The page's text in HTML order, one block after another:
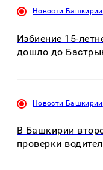
Новости Башкирии
Избиение 15-
дошло до
Новости Башкирии
В Башкирии
проверки